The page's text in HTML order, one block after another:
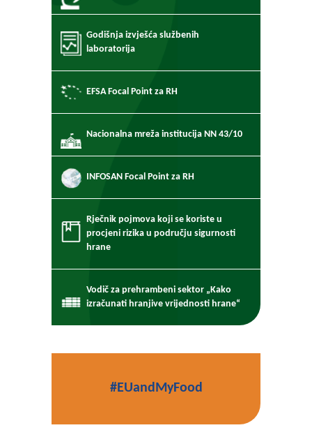
Godišnja izvješća službenih
laboratorija
EFSA Focal Point za RH
Nacionalna mreža institucija NN 43/10
INFOSAN Focal Point za RH
Rječnik pojmova koji se koriste u
procjeni rizika u području sigurnosti
hrane
Vodič za prehrambeni sektor „Kako
izračunati hranjive vrijednosti hrane“
#EUandMyFood